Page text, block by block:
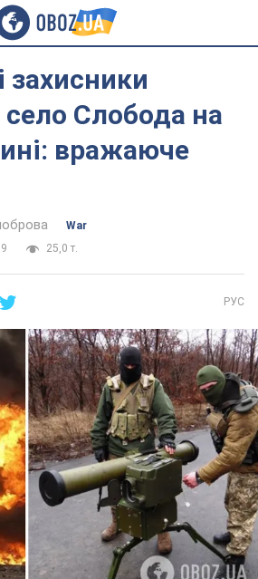
захисники
село Слобода на
вражаюче
War
25,0 т.
РУС